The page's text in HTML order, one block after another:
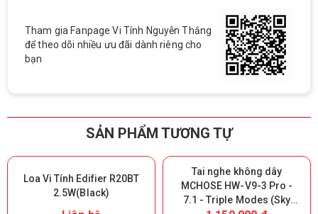
Tham gia Fanpage Vi Tính Nguyễn Thắng
để theo dõi nhiều ưu đãi dành riêng cho
bạn
SẢN PHẨM TƯƠNG TỰ
Loa Vi Tính Edifier R20BT
2.5W(Black)
Tai nghe không dây
MCHOSE HW-V9-3 Pro -
7.1 - Triple Modes (Sky